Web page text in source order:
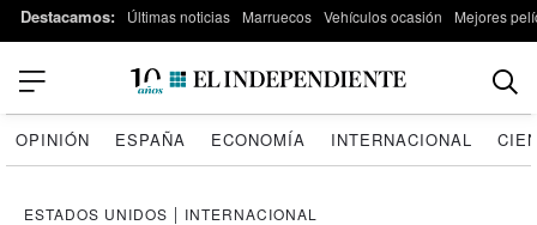
Destacamos: Últimas noticias Marruecos Vehículos ocasión Mejores
OPINIÓN ESPAÑA ECONOMÍA INTERNACIONAL
ESTADOS UNIDOS | INTERNACIONAL